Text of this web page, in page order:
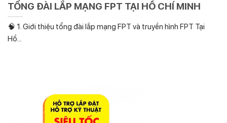
TỔNG ĐÀI LẮP MẠNG FPT TẠI HỒ CHÍ MINH
🧠 1. Giới thiệu tổng đài lắp mạng FPT và truyền hình FPT Tại
Hồ...